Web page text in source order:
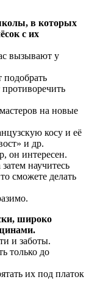
в которых
с их
вызывают у
противоречить
на новые
косу и её
и др.
он интересен.
научитесь
сможете делать
широко
и заботы.
только до
их под платок